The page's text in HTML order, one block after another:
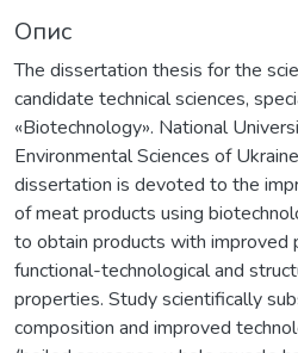
Опис
The dissertation thesis for the
candidate technical sciences,
«Biotechnology». National
Environmental Sciences of
dissertation is devoted to the
of meat products using
to obtain products with improved
functional-technological and
properties. Study scientifically
composition and improved